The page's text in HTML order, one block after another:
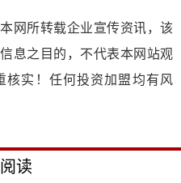
网所转载企业宣传资讯，该
息之目的，不代表本网站观
核实！任何投资加盟均有风
读